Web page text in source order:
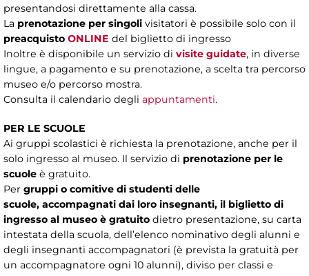
presentandosi direttamente alla cassa.
La prenotazione per singoli visitatori è possibile solo con il
preacquisto ONLINE del biglietto di ingresso
Inoltre è disponibile un servizio di visite guidate, in diverse
lingue, a pagamento e su prenotazione, a scelta tra percorso
museo e/o percorso mostra.
Consulta il calendario degli appuntamenti.
PER LE SCUOLE
Ai gruppi scolastici è richiesta la prenotazione, anche per il
solo ingresso al museo. Il servizio di prenotazione per le
scuole è gratuito.
Per gruppi o comitive di studenti delle
scuole, accompagnati dai loro insegnanti, il biglietto di
ingresso al museo è gratuito dietro presentazione, su carta
intestata della scuola, dell’elenco nominativo degli alunni e
degli insegnanti accompagnatori (è prevista la gratuità per
un accompagnatore ogni 10 alunni), diviso per classi e